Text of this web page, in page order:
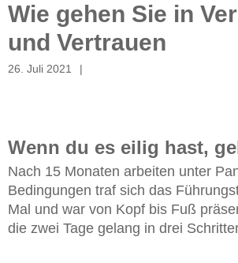
Wie gehen Sie in
und Vertrauen
26. Juli 2021
Wenn du es eilig hast,
Nach 15 Monaten arbeiten unter
Bedingungen traf sich das
Mal und war von Kopf bis Fuß
die zwei Tage gelang in drei